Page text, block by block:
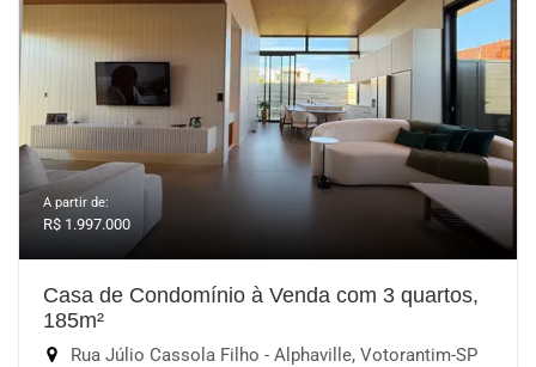
A partir de:
R$ 1.997.000
Casa de Condomínio à Venda com 3 quartos,
185m²
Rua Júlio Cassola Filho - Alphaville, Votorantim-SP